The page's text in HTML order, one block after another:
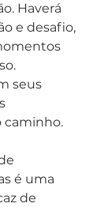
Haverá
e desafio,
seus
caminho.
é uma
de